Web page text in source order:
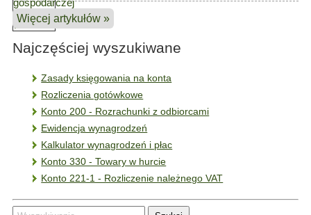
Więcej artykułów »
Najczęściej wyszukiwane
Zasady księgowania na konta
Rozliczenia gotówkowe
Konto 200 - Rozrachunki z odbiorcami
Ewidencja wynagrodzeń
Kalkulator wynagrodzeń i płac
Konto 330 - Towary w hurcie
Konto 221-1 - Rozliczenie należnego VAT